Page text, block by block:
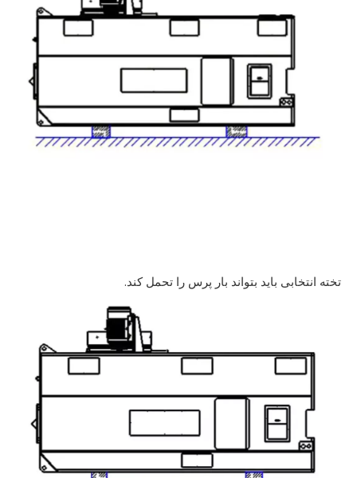
تخته انتخابی باید بتواند بار پرس را تحمل کند.